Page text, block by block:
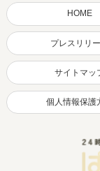
HOME
プレスリリ
サイトマッ
個人情報保護